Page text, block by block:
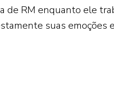
de RM enquanto ele
suas emoções